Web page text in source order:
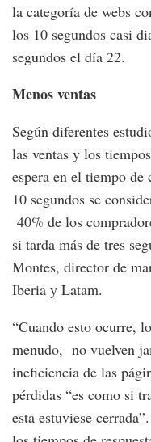
la categoría de webs
los 10 segundos casi
segundos el día 22.
Menos ventas
Según diferentes
las ventas y los
espera en el tiempo de
10 segundos se
40% de los
si tarda más de tres
Montes, director de
Iberia y Latam.
“Cuando esto ocurre,
menudo, no vuelven
ineficiencia de las
pérdidas “es como si
esta estuviese